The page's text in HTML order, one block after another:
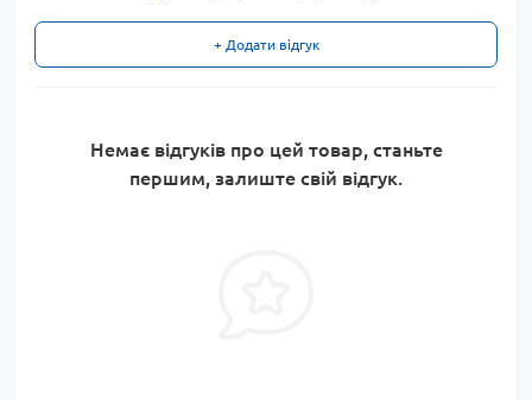
+ Додати відгук
Немає відгуків про цей товар, станьте
першим, залиште свій відгук.